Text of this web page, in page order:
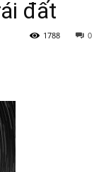
đất
0
1788